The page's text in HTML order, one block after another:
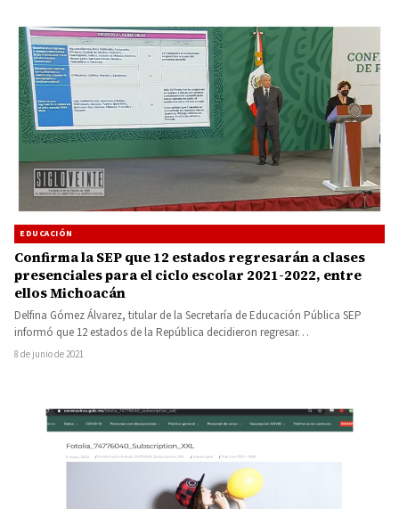
EDUCACIÓN
Confirma la SEP que 12 estados regresarán a clases
presenciales para el ciclo escolar 2021-2022, entre
ellos Michoacán
Delfina Gómez Álvarez, titular de la Secretaría de Educación Pública SEP
informó que 12 estados de la República decidieron regresar…
8 de junio de 2021